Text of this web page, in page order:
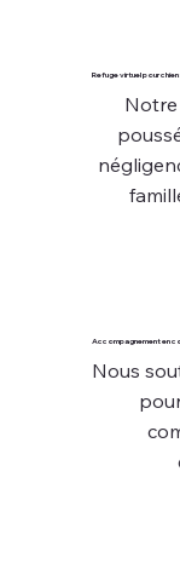
Refuge virtuel pour
Accompagnement en
Nous